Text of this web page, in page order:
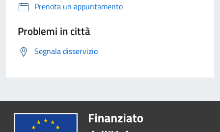
Prenota un appuntamento
Problemi in città
Segnala disservizio